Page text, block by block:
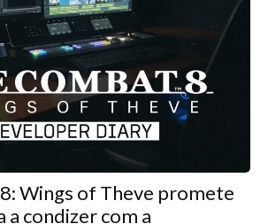
Wings of Theve promete
a condizer com a